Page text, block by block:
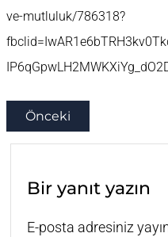
ve-mutluluk/786318?
Önceki
Bir yanıt yazın
E-posta adresiniz